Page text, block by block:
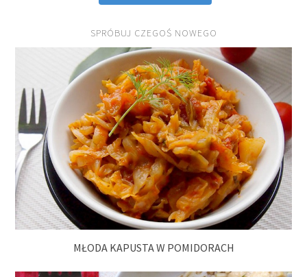
SPRÓBUJ CZEGOŚ NOWEGO
MŁODA KAPUSTA W POMIDORACH